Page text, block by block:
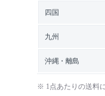
四国
九州
沖縄・離島
※ 1点あたりの送料